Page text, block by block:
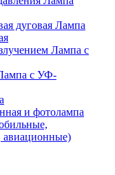
Лампа
Лампа с
с УФ-
и фотолампа
авиационные)